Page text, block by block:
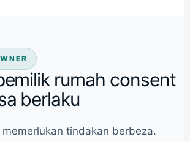
rumah consent
berlaku
tindakan berbeza.